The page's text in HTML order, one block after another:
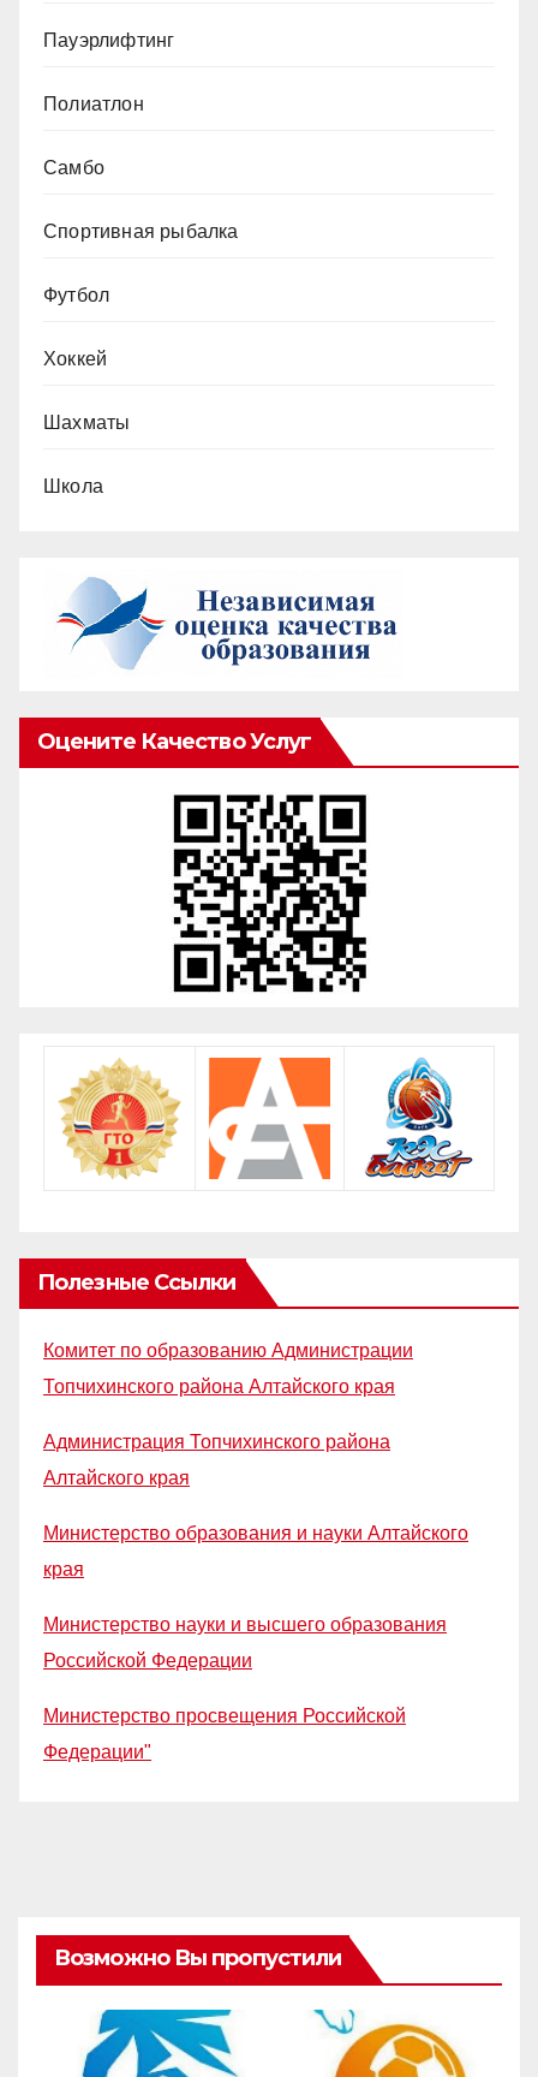
Пауэрлифтинг
Полиатлон
Самбо
Спортивная рыбалка
Футбол
Хоккей
Шахматы
Школа
Оцените Качество Услуг
Полезные Ссылки
Комитет по образованию Администрации
Топчихинского района Алтайского края
Администрация Топчихинского района
Алтайского края
Министерство образования и науки Алтайского
края
Министерство науки и высшего образования
Российской Федерации
Министерство просвещения Российской
Федерации"
Возможно Вы пропустили